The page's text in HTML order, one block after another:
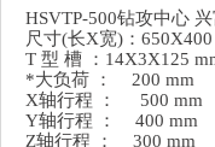
HSVTP-500钻攻中心
尺寸(长X宽)：650X400
T 型 槽 ：14X3X125
*大负荷 ：
200 mm
X轴行程 ：
500 mm
Y轴行程 ：
400 mm
Z轴行程 ：
300 mm